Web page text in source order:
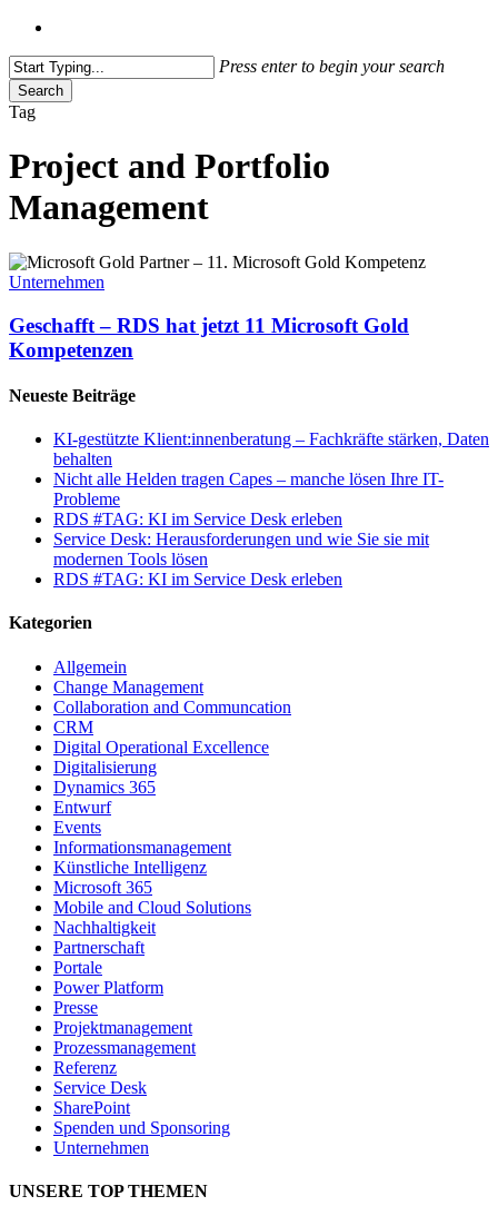
Press enter to begin your search
Search
Close
Tag
Project and Portfolio
Management
Geschafft
–
hat
jetzt
11
Gold
Unternehmen
Geschafft – RDS hat jetzt 11 Microsoft Gold
Kompetenzen
Neueste Beiträge
KI-gestützte Klient:innenberatung – Fachkräfte stärken, Daten
behalten
Nicht alle Helden tragen Capes – manche lösen Ihre IT-
Probleme
RDS #TAG: KI im Service Desk erleben
Service Desk: Herausforderungen und wie Sie sie mit
modernen Tools lösen
RDS #TAG: KI im Service Desk erleben
Kategorien
Allgemein
Change Management
Collaboration and Communcation
CRM
Digital Operational Excellence
Digitalisierung
Dynamics 365
Entwurf
Events
Informationsmanagement
Künstliche Intelligenz
Microsoft 365
Mobile and Cloud Solutions
Nachhaltigkeit
Partnerschaft
Portale
Power Platform
Presse
Projektmanagement
Prozessmanagement
Referenz
Service Desk
SharePoint
Spenden und Sponsoring
Unternehmen
UNSERE TOP THEMEN